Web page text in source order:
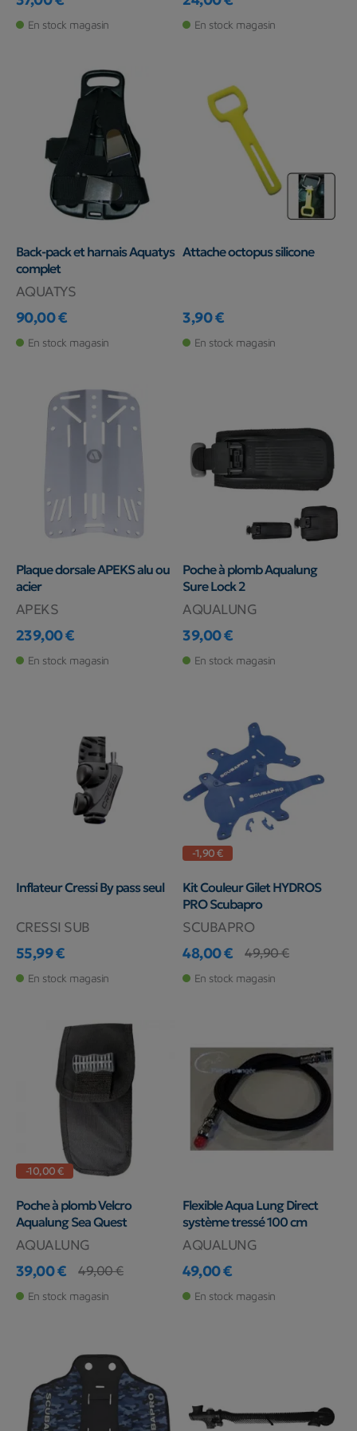
Prix
En stock magasin
Prix
En stock magasin
Back-pack et harnais Aquatys
complet
AQUATYS
Prix
90,00 €
En stock magasin
Attache octopus silicone
Prix
3,90 €
En stock magasin
Plaque dorsale APEKS alu ou
acier
APEKS
Prix
239,00 €
En stock magasin
Poche à plomb Aqualung
Sure Lock 2
AQUALUNG
Prix
39,00 €
En stock magasin
Inflateur Cressi By pass seul
CRESSI SUB
Prix
55,99 €
En stock magasin
-1,90 €
Kit Couleur Gilet HYDROS
PRO Scubapro
SCUBAPRO
Prix
48,00 €
Prix de base
49,90 €
En stock magasin
-10,00 €
Poche à plomb Velcro
Aqualung Sea Quest
AQUALUNG
Prix
39,00 €
Prix de base
49,00 €
En stock magasin
Flexible Aqua Lung Direct
système tressé 100 cm
AQUALUNG
Prix
49,00 €
En stock magasin